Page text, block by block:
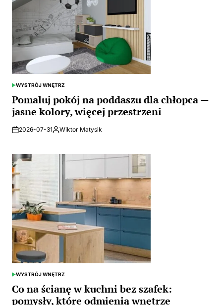
POSTED
IN
WYSTRÓJ WNĘTRZ
Pomaluj pokój na poddaszu dla chłopca —
jasne kolory, więcej przestrzeni
2026-07-31Posted
Wiktor Matysik
POSTED
IN
WYSTRÓJ WNĘTRZ
Co na ścianę w kuchni bez szafek:
pomysły, które odmienią wnętrze